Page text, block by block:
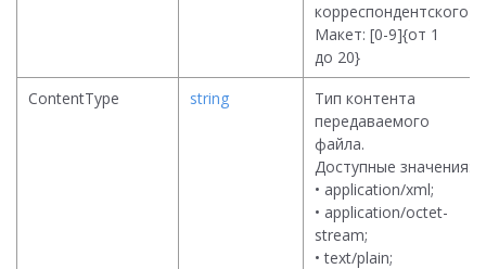
корреспондентского).
Макет: [0-9]{от 1
до 20}
ContentType
string
Тип контента
передаваемого
файла.
Доступные значения:
• application/xml;
• application/octet-
stream;
• text/plain;